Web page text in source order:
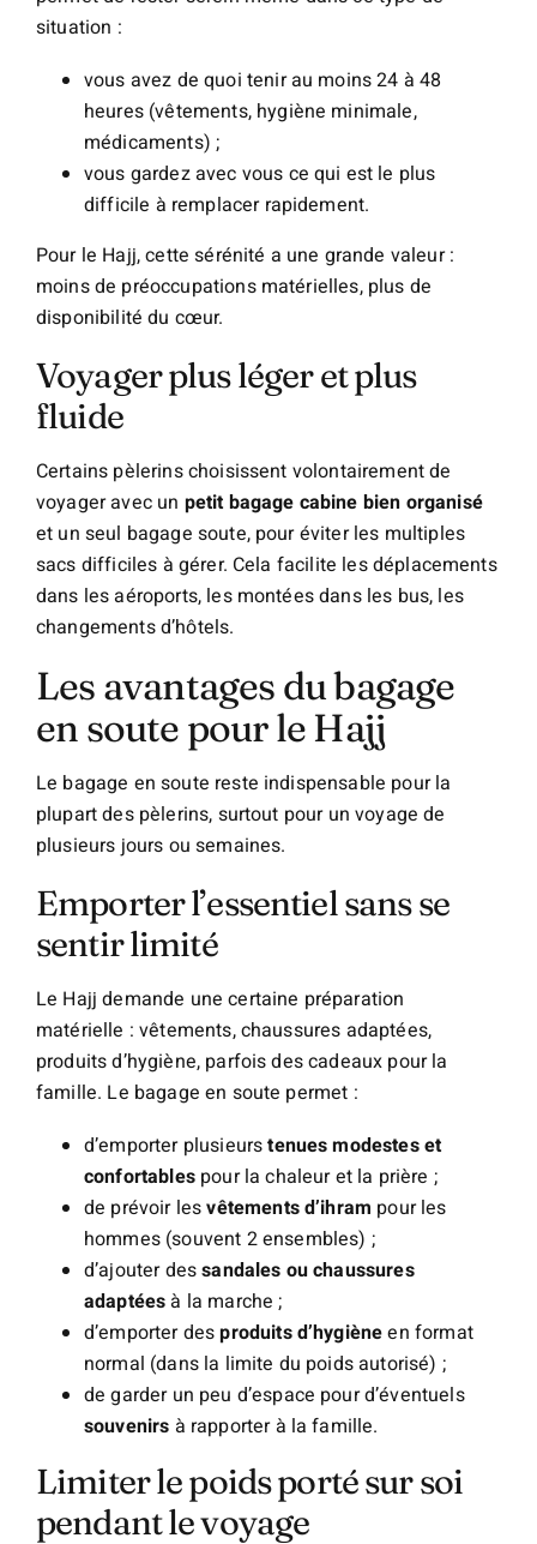
situation :
vous avez de quoi tenir au moins 24 à 48
heures (vêtements, hygiène minimale,
médicaments) ;
vous gardez avec vous ce qui est le plus
difficile à remplacer rapidement.
Pour le Hajj, cette sérénité a une grande valeur :
moins de préoccupations matérielles, plus de
disponibilité du cœur.
Voyager plus léger et plus
fluide
Certains pèlerins choisissent volontairement de
voyager avec un petit bagage cabine bien organisé
et un seul bagage soute, pour éviter les multiples
sacs difficiles à gérer. Cela facilite les déplacements
dans les aéroports, les montées dans les bus, les
changements d’hôtels.
Les avantages du bagage
en soute pour le Hajj
Le bagage en soute reste indispensable pour la
plupart des pèlerins, surtout pour un voyage de
plusieurs jours ou semaines.
Emporter l’essentiel sans se
sentir limité
Le Hajj demande une certaine préparation
matérielle : vêtements, chaussures adaptées,
produits d’hygiène, parfois des cadeaux pour la
famille. Le bagage en soute permet :
d’emporter plusieurstenues modestes et
confortablespour la chaleur et la prière ;
de prévoir lesvêtements d’ihram pour les
hommes (souvent 2 ensembles) ;
d’ajouter dessandales ou chaussures
adaptéesà la marche ;
d’emporter desproduits d’hygièneen format
normal (dans la limite du poids autorisé) ;
de garder un peu d’espace pour d’éventuels
souvenirs à rapporter à la famille.
Limiter le poids porté sur soi
pendant le voyage